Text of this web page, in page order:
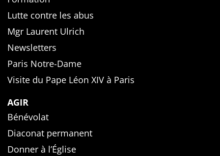
Lutte contre les abus
Mgr Laurent Ulrich
Newsletters
Paris Notre-Dame
Visite du Pape Léon XIV à Paris
AGIR
Bénévolat
Diaconat permanent
Donner à l’Église